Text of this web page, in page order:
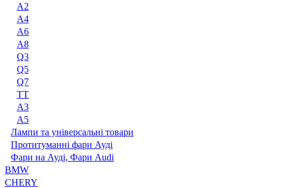
A2
A4
A6
A8
Q3
Q5
Q7
TT
А3
А5
Лампи та універсальні товари
Протитуманні фари Ауді
Фари на Ауді, Фари Audi
BMW
CHERY